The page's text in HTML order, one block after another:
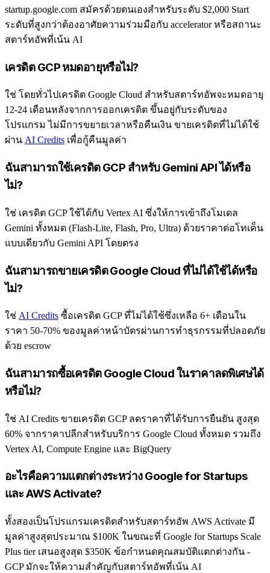
startup.google.com สมัครด้วยตนเองสำหรับระดับ $2,000 Start
ระดับที่สูงกว่าต้องอาศัยความร่วมมือกับ accelerator หรือสถานะ
สตาร์ทอัพที่เน้น AI
เครดิต GCP หมดอายุหรือไม่?
ใช่ โดยทั่วไปเครดิต Google Cloud สำหรับสตาร์ทอัพจะหมดอายุ
12-24 เดือนหลังจากการออกเครดิต ขึ้นอยู่กับระดับของ
โปรแกรม ไม่มีการขยายเวลาหรือคืนเงิน ขายเครดิตที่ไม่ได้ใช้
ผ่าน AI Credits เพื่อกู้คืนมูลค่า
ฉันสามารถใช้เครดิต GCP สำหรับ Gemini API ได้หรือ
ไม่?
ใช่ เครดิต GCP ใช้ได้กับ Vertex AI ซึ่งให้การเข้าถึงโมเดล
Gemini ทั้งหมด (Flash-Lite, Flash, Pro, Ultra) ด้วยราคาต่อโทเค็น
แบบเดียวกับ Gemini API โดยตรง
ฉันสามารถขายเครดิต Google Cloud ที่ไม่ได้ใช้ได้หรือ
ไม่?
ใช่ AI Credits ซื้อเครดิต GCP ที่ไม่ได้ใช้ซึ่งเหลือ 6+ เดือนใน
ราคา 50-70% ของมูลค่าหน้าบัตรผ่านการทำธุรกรรมที่ปลอดภัย
ด้วย escrow
ฉันสามารถซื้อเครดิต Google Cloud ในราคาลดพิเศษได้
หรือไม่?
ใช่ AI Credits ขายเครดิต GCP ลดราคาที่ได้รับการยืนยัน สูงสุด
60% จากราคาปลีกสำหรับบริการ Google Cloud ทั้งหมด รวมถึง
Vertex AI, Compute Engine และ BigQuery
อะไรคือความแตกต่างระหว่าง Google for Startups
และ AWS Activate?
ทั้งสองเป็นโปรแกรมเครดิตสำหรับสตาร์ทอัพ AWS Activate มี
มูลค่าสูงสุดประมาณ $100K ในขณะที่ Google for Startups Scale
Plus tier เสนอสูงสุด $350K ข้อกำหนดคุณสมบัติแตกต่างกัน -
GCP มักจะให้ความสำคัญกับสตาร์ทอัพที่เน้น AI